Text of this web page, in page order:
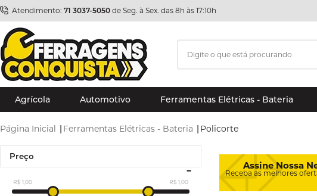
Atendimento: 71 3037-5050 de Seg. à Sex. das 8h às 17:10h
Agrícola Automotivo Ferramentas Elétricas - Bateria
Página Inicial | Ferramentas Elétricas - Bateria | Policorte
Preço
R$ 1,00 R$ 1,00
Assine Nossa
Receba as melhores